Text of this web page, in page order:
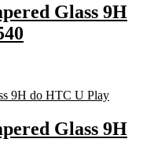
Glass 9H
Glass 9H